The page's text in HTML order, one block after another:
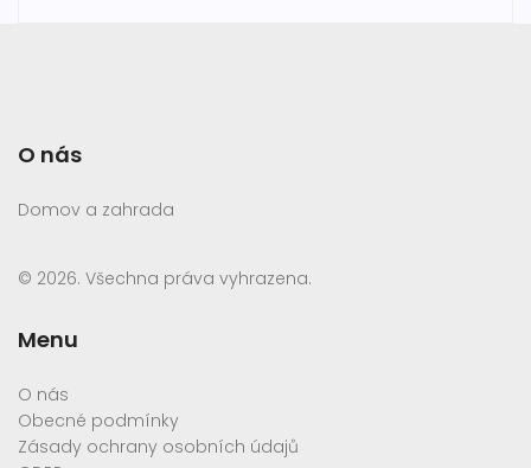
O nás
Domov a zahrada
© 2026. Všechna práva vyhrazena.
Menu
O nás
Obecné podmínky
Zásady ochrany osobních údajů